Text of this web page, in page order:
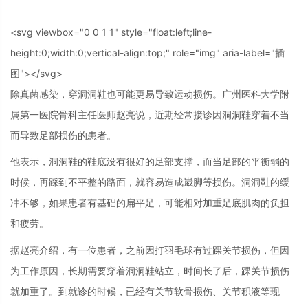
<svg viewbox="0 0 1 1" style="float:left;line-
height:0;width:0;vertical-align:top;" role="img" aria-label="插
图"></svg>
除真菌感染，穿洞洞鞋也可能更易导致运动损伤。广州医科大学附
属第一医院骨科主任医师赵亮说，近期经常接诊因洞洞鞋穿着不当
而导致足部损伤的患者。
他表示，洞洞鞋的鞋底没有很好的足部支撑，而当足部的平衡弱的
时候，再踩到不平整的路面，就容易造成崴脚等损伤。洞洞鞋的缓
冲不够，如果患者有基础的扁平足，可能相对加重足底肌肉的负担
和疲劳。
据赵亮介绍，有一位患者，之前因打羽毛球有过踝关节损伤，但因
为工作原因，长期需要穿着洞洞鞋站立，时间长了后，踝关节损伤
就加重了。到就诊的时候，已经有关节软骨损伤、关节积液等现